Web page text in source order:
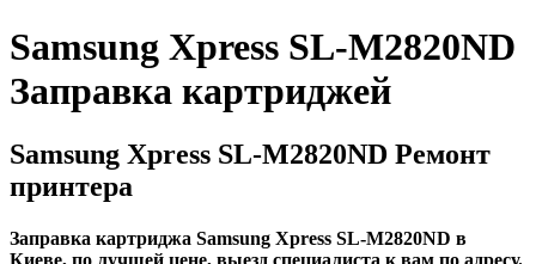
Samsung Xpress SL-M2820ND
Заправка картриджей
Samsung Xpress SL-M2820ND Ремонт
принтера
Заправка картриджа Samsung Xpress SL-M2820ND в